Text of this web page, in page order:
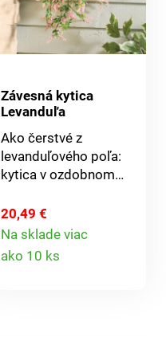
Závesná kytica
Levanduľa
Ako čerstvé z
levanduľového poľa:
kytica v ozdobnom
koši - pripravená na
aranžovanie. Prírodný
kvetinový aranžmán s
20,49 €
Na sklade viac
ako 10 ks